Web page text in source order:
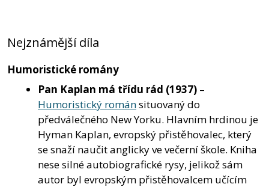
Nejznámější díla
Humoristické romány
Pan Kaplan má třídu rád (1937) –
Humoristický románsituovaný do
předválečného New Yorku. Hlavním hrdinou je
Hyman Kaplan, evropský přistěhovalec, který
se snaží naučit anglicky ve večerní škole. Kniha
nese silné autobiografické rysy, jelikož sám
autor byl evropským přistěhovalcem učícím